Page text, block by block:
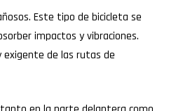
Este tipo de bicicleta se
impactos y vibraciones.
de las rutas de